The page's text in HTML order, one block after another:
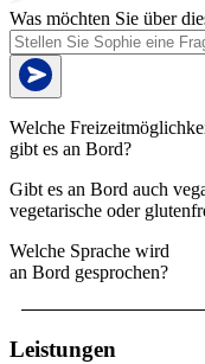
Was möchten Sie über
Welche
gibt es an Bord?
Gibt es an Bord auch
vegetarische oder
Welche Sprache wird
an Bord gesprochen?
Leistungen